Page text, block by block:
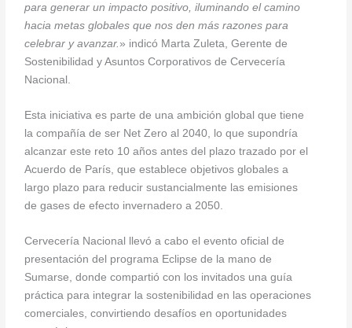
para generar un impacto positivo, iluminando el camino
hacia metas globales que nos den más razones para
celebrar y avanzar. » indicó Marta Zuleta, Gerente de
Sostenibilidad y Asuntos Corporativos de Cervecería
Nacional.
Esta iniciativa es parte de una ambición global que tiene
la compañía de ser Net Zero al 2040, lo que supondría
alcanzar este reto 10 años antes del plazo trazado por el
Acuerdo de París, que establece objetivos globales a
largo plazo para reducir sustancialmente las emisiones
de gases de efecto invernadero a 2050.
Cervecería Nacional llevó a cabo el evento oficial de
presentación del programa Eclipse de la mano de
Sumarse, donde compartió con los invitados una guía
práctica para integrar la sostenibilidad en las operaciones
comerciales, convirtiendo desafíos en oportunidades